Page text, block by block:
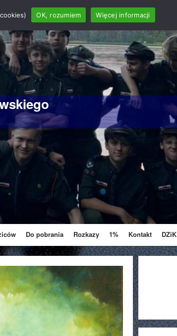
Do pobrania Rozkazy 1% Kontakt DZiK
OK, rozumiem Więcej informacji